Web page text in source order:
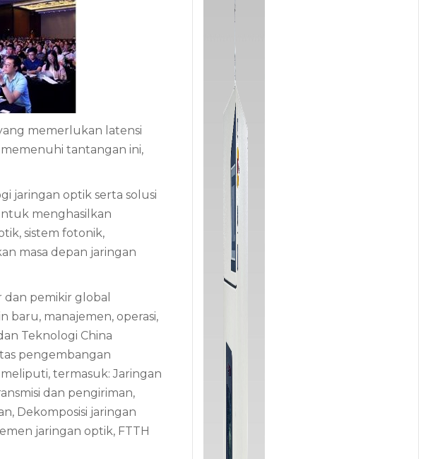
memerlukan latensi
tantangan ini,
jaringan optik serta solusi
menghasilkan
sistem fotonik,
masa depan jaringan
pemikir global
manajemen, operasi,
Teknologi China
pengembangan
termasuk: Jaringan
dan pengiriman,
Dekomposisi jaringan
jaringan optik, FTTH